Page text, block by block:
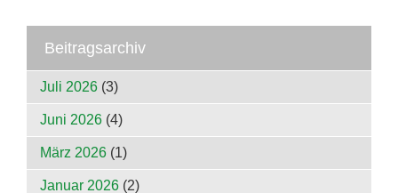
Beitragsarchiv
Juli 2026 (3)
Juni 2026 (4)
März 2026 (1)
Januar 2026 (2)